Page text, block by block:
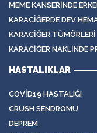
MEME KANSERINDE
KARACIĞERDE DEV
KARACIĞER TÜMÖRLERI
KARACIĞER NAKLINDE
HASTALIKLAR
COVID19 HASTALIĞI
CRUSH SENDROMU
DEPREM